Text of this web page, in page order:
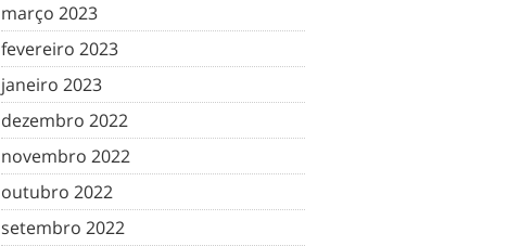
março 2023
fevereiro 2023
janeiro 2023
dezembro 2022
novembro 2022
outubro 2022
setembro 2022